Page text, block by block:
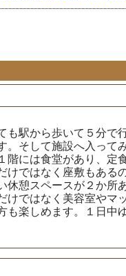
も駅から歩いて５分で
そして施設へ入って
階には食堂があり、定
けではなく座敷もある
休憩スペースが２か所
けではなく美容室やマ
楽しめます。１日中